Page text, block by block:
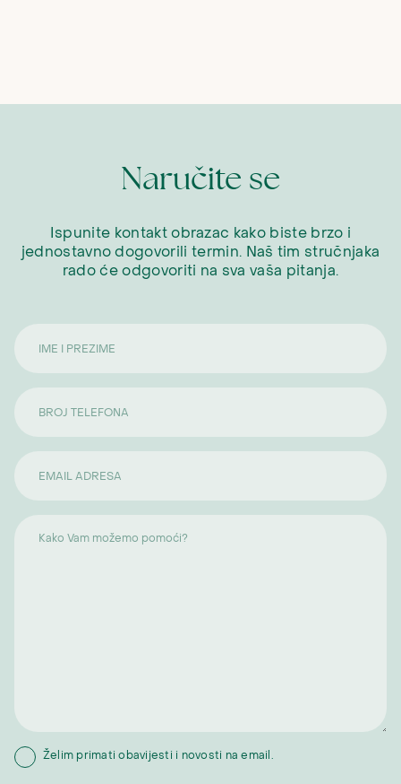
Naručite se
Ispunite kontakt obrazac kako biste brzo i
jednostavno dogovorili termin. Naš tim stručnjaka
rado će odgovoriti na sva vaša pitanja.
Želim primati obavijesti i novosti na email.